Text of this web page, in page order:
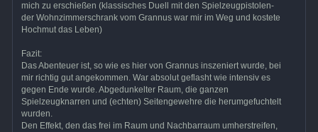
mich zu erschießen (klassisches Duell mit den Spielzeugpistolen-
der Wohnzimmerschrank vom Grannus war mir im Weg und kostete
Hochmut das Leben)
Fazit:
Das Abenteuer ist, so wie es hier von Grannus inszeniert wurde, bei
mir richtig gut angekommen. War absolut geflasht wie intensiv es
gegen Ende wurde. Abgedunkelter Raum, die ganzen
Spielzeugknarren und (echten) Seitengewehre die herumgefuchtelt
wurden.
Den Effekt, den das frei im Raum und Nachbarraum umherstreifen,